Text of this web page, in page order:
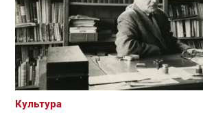
Культура